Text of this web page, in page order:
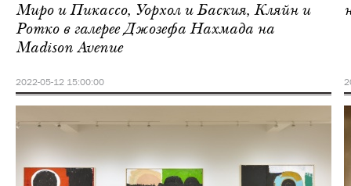
Миро и Пикассо, Уорхол и Баския, Кляйн и
Ротко в галерее Джозефа Нахмада на
Madison Avenue
2022-05-12 15:00:00